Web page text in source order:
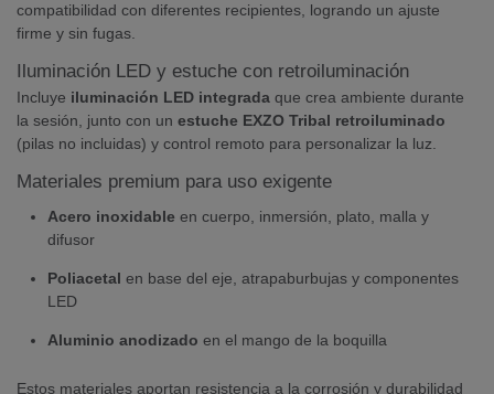
compatibilidad con diferentes recipientes, logrando un ajuste
firme y sin fugas.
Iluminación LED y estuche con retroiluminación
Incluye iluminación LED integrada que crea ambiente durante
la sesión, junto con un estuche EXZO Tribal retroiluminado
(pilas no incluidas) y control remoto para personalizar la luz.
Materiales premium para uso exigente
Acero inoxidable en cuerpo, inmersión, plato, malla y
difusor
Poliacetal en base del eje, atrapaburbujas y componentes
LED
Aluminio anodizado en el mango de la boquilla
Estos materiales aportan resistencia a la corrosión y durabilidad